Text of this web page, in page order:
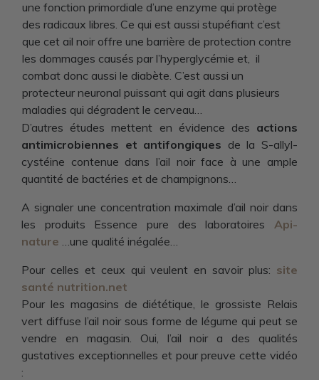
une fonction primordiale d’une enzyme qui protège
des radicaux libres. Ce qui est aussi stupéfiant c’est
que cet ail noir offre une barrière de protection contre
les dommages causés par l’hyperglycémie et, il
combat donc aussi le diabète. C’est aussi un
protecteur neuronal puissant qui agit dans plusieurs
maladies qui dégradent le cerveau…
D’autres études mettent en évidence des actions
antimicrobiennes et antifongiques de la S-allyl-
cystéine contenue dans l’ail noir face à une ample
quantité de bactéries et de champignons…
A signaler une concentration maximale d’ail noir dans
les produits Essence pure des laboratoires Api-
nature …une qualité inégalée…
Pour celles et ceux qui veulent en savoir plus: site
santé nutrition.net
Pour les magasins de diététique, le grossiste Relais
vert diffuse l’ail noir sous forme de légume qui peut se
vendre en magasin. Oui, l’ail noir a des qualités
gustatives exceptionnelles et pour preuve cette vidéo
: